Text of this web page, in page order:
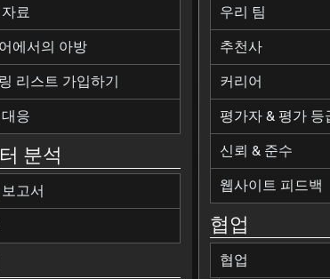
료
에서의 아방
리스트 가입하기
응
분석
고서
우리 팀
추천사
커리어
평가자 & 평가 등
신뢰 & 준수
웹사이트 피드백
협업
협업